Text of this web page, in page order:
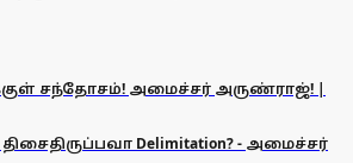
சந்தோசம்! அமைச்சர் அருண்ராஜ்! |
Delimitation? - அமைச்சர்